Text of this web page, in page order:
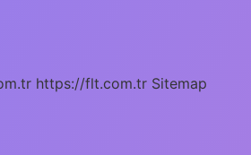
https://flt.com.tr Sitemap